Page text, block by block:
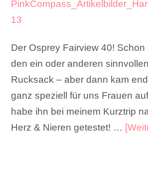
Der Osprey Fairview 40! Schon
den ein oder anderen
Rucksack – aber dann kam
ganz speziell für uns Frauen
habe ihn bei meinem Kurztrip
Herz & Nieren getestet! …